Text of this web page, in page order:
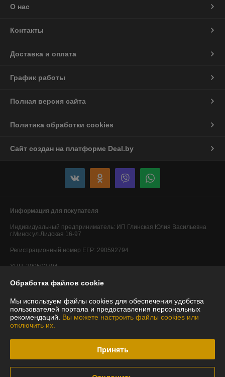
О нас
Контакты
Доставка и оплата
График работы
Полная версия сайта
Политика обработки cookies
Сайт создан на платформе Deal.by
Информация для покупателя
Индивидуальный предприниматель: ИП Глинская Юлия Васильевна
г.Минск ул.Лидская 16-97
Регистрационный номер ЕГР: 290592794
УНП: 290592794
Регистрационный орган: Минский горисполком
Дата регистрации компании: 20.05.2014
Ссылка на свидетельство/лицензию
Ссылка на свидетельство/лицензию
Обработка файлов cookie
Мы используем файлы cookies для обеспечения удобства
пользователей портала и предоставления персональных
рекомендаций. Вы можете настроить файлы cookies или
отключить их.
Принять